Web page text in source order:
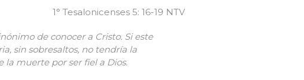
1° Tesalonicenses 5: 16-19 NTV
de conocer a Cristo. Si este
sin sobresaltos, no tendría la
muerte por ser fiel a Dios.